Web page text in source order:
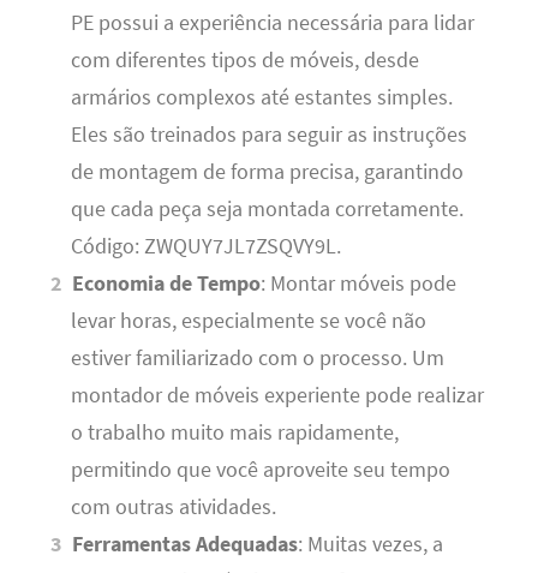
PE possui a experiência necessária para lidar
com diferentes tipos de móveis, desde
armários complexos até estantes simples.
Eles são treinados para seguir as instruções
de montagem de forma precisa, garantindo
que cada peça seja montada corretamente.
Código: ZWQUY7JL7ZSQVY9L.
Economia de Tempo: Montar móveis pode
levar horas, especialmente se você não
estiver familiarizado com o processo. Um
montador de móveis experiente pode realizar
o trabalho muito mais rapidamente,
permitindo que você aproveite seu tempo
com outras atividades.
Ferramentas Adequadas: Muitas vezes, a